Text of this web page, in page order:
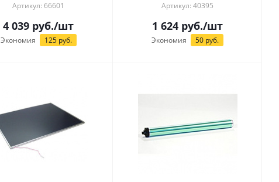
Артикул: 66601
4 039 руб./шт
Экономия 125руб.
Артикул: 40395
1 624 руб./шт
Экономия 50 руб.